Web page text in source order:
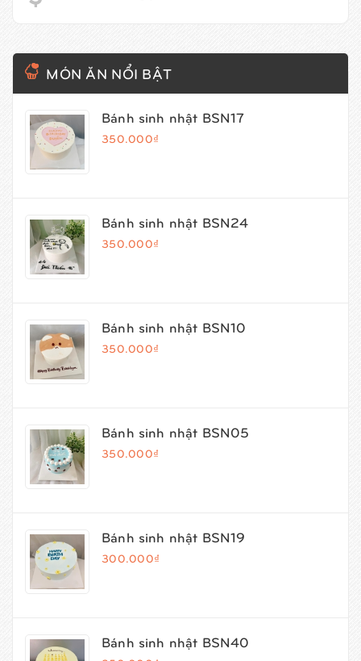
MÓN ĂN NỔI BẬT
Bánh sinh nhật BSN17
350.000₫
Bánh sinh nhật BSN24
350.000₫
Bánh sinh nhật BSN10
350.000₫
Bánh sinh nhật BSN05
350.000₫
Bánh sinh nhật BSN19
300.000₫
Bánh sinh nhật BSN40